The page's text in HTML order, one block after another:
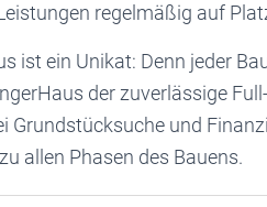
regelmäßig auf
ist ein Unikat: Denn jeder
der zuverlässige
Grundstücksuche und
allen Phasen des Bauens.